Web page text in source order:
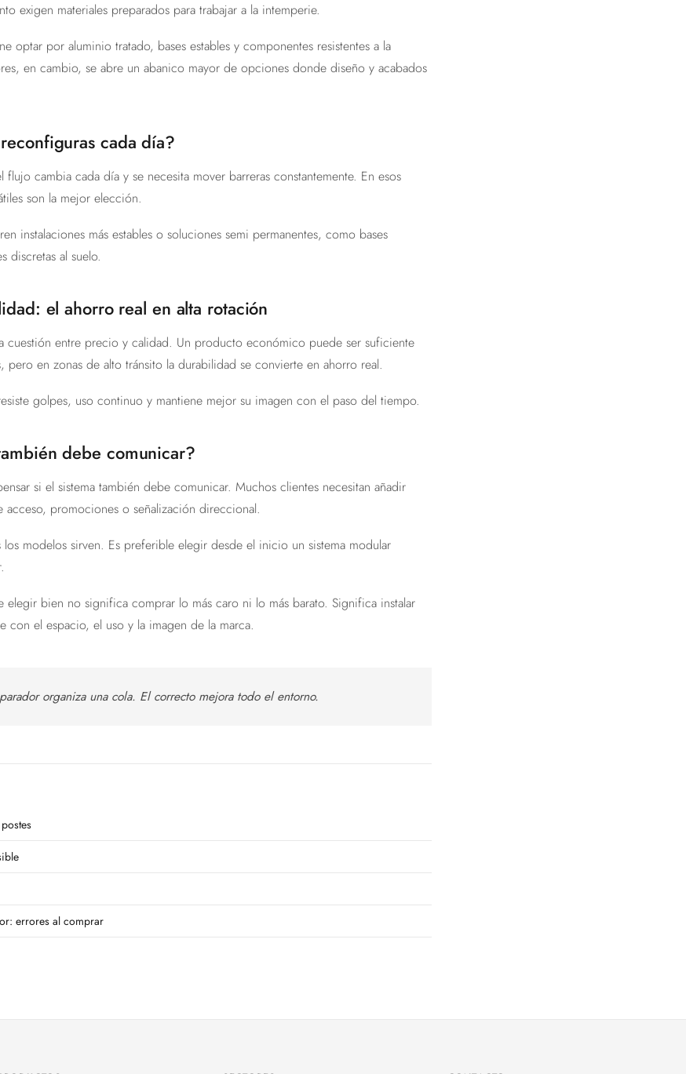
exigen materiales preparados para trabajar a la intemperie.
optar por aluminio tratado, bases estables y componentes resistentes a la
en cambio, se abre un abanico mayor de opciones donde diseño y acabados
cada día?
flujo cambia cada día y se necesita mover barreras constantemente. En esos
son la mejor elección.
instalaciones más estables o soluciones semi permanentes, como bases
discretas al suelo.
el ahorro real en alta rotación
cuestión entre precio y calidad. Un producto económico puede ser suficiente
pero en zonas de alto tránsito la durabilidad se convierte en ahorro real.
golpes, uso continuo y mantiene mejor su imagen con el paso del tiempo.
debe comunicar?
si el sistema también debe comunicar. Muchos clientes necesitan añadir
acceso, promociones o señalización direccional.
modelos sirven. Es preferible elegir desde el inicio un sistema modular
elegir bien no significa comprar lo más caro ni lo más barato. Significa instalar
con el espacio, el uso y la imagen de la marca.
organiza una cola. El correcto mejora todo el entorno.
errores al comprar